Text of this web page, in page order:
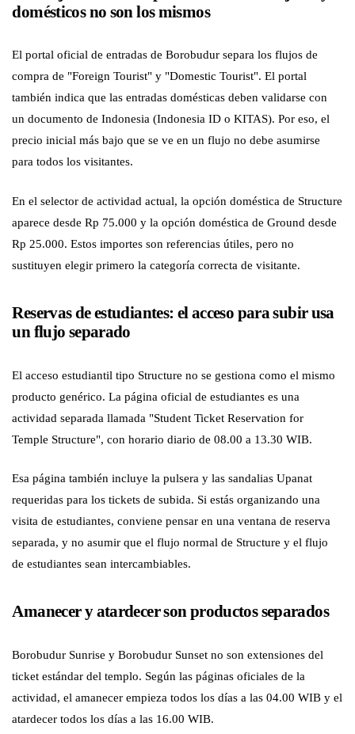
domésticos no son los mismos
El portal oficial de entradas de Borobudur separa los flujos de
compra de "Foreign Tourist" y "Domestic Tourist". El portal
también indica que las entradas domésticas deben validarse con
un documento de Indonesia (Indonesia ID o KITAS). Por eso, el
precio inicial más bajo que se ve en un flujo no debe asumirse
para todos los visitantes.
En el selector de actividad actual, la opción doméstica de Structure
aparece desde Rp 75.000 y la opción doméstica de Ground desde
Rp 25.000. Estos importes son referencias útiles, pero no
sustituyen elegir primero la categoría correcta de visitante.
Reservas de estudiantes: el acceso para subir usa
un flujo separado
El acceso estudiantil tipo Structure no se gestiona como el mismo
producto genérico. La página oficial de estudiantes es una
actividad separada llamada "Student Ticket Reservation for
Temple Structure", con horario diario de 08.00 a 13.30 WIB.
Esa página también incluye la pulsera y las sandalias Upanat
requeridas para los tickets de subida. Si estás organizando una
visita de estudiantes, conviene pensar en una ventana de reserva
separada, y no asumir que el flujo normal de Structure y el flujo
de estudiantes sean intercambiables.
Amanecer y atardecer son productos separados
Borobudur Sunrise y Borobudur Sunset no son extensiones del
ticket estándar del templo. Según las páginas oficiales de la
actividad, el amanecer empieza todos los días a las 04.00 WIB y el
atardecer todos los días a las 16.00 WIB.